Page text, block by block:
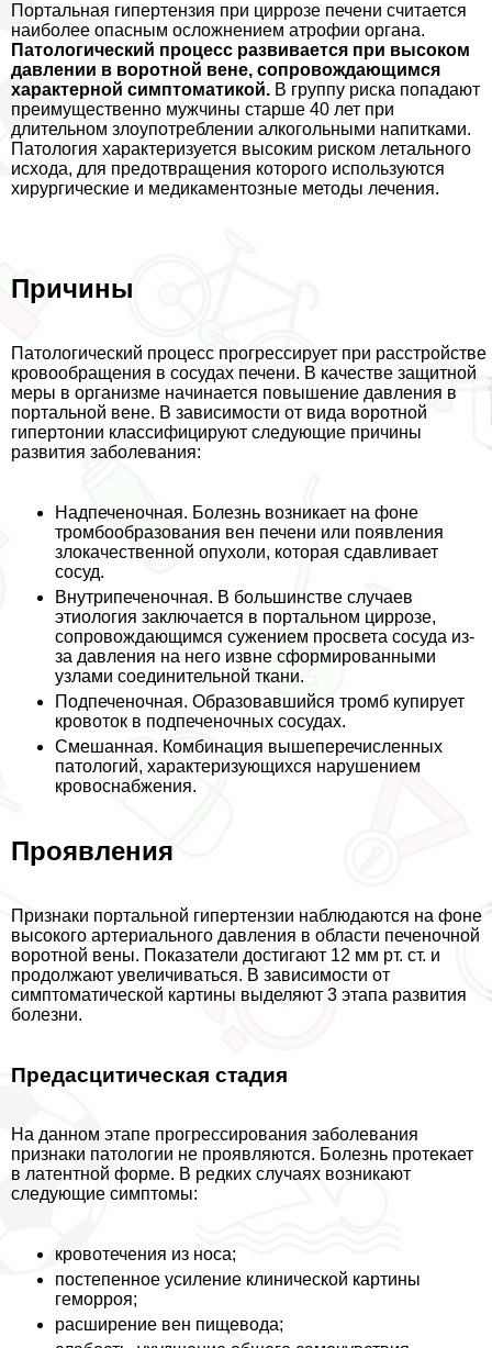
Портальная гипертензия при циррозе печени считается
наиболее опасным осложнением атрофии органа.
Патологический процесс развивается при высоком
давлении в воротной вене, сопровождающимся
хаpaктерной симптоматикой. В группу риска попадают
преимущественно мужчины старше 40 лет при
длительном злоупотрeблении алкогольными напитками.
Патология хаpaктеризуется высоким риском летального
исхода, для предотвращения которого используются
хирургические и медикаментозные методы лечения.
Причины
Патологический процесс прогрессирует при расстройстве
кровообращения в сосудах печени. В качестве защитной
меры в организме начинается повышение давления в
портальной вене. В зависимости от вида воротной
гипертонии классифицируют следующие причины
развития заболевания:
Надпеченочная. Болезнь возникает на фоне
тромбообразования вен печени или появления
злокачественной опухоли, которая сдавливает
сосуд.
Внутрипеченочная. В большинстве случаев
этиология заключается в портальном циррозе,
сопровождающимся сужением просвета сосуда из-
за давления на него извне сформированными
узлами соединительной ткани.
Подпеченочная. Образовавшийся тромб купирует
кровоток в подпеченочных сосудах.
Смешанная. Комбинация вышеперечисленных
патологий, хаpaктеризующихся нарушением
кровоснабжения.
Проявления
Признаки портальной гипертензии наблюдаются на фоне
высокого артериального давления в области печеночной
воротной вены. Показатели достигают 12 мм рт. ст. и
продолжают увеличиваться. В зависимости от
симптоматической картины выделяют 3 этапа развития
болезни.
Предасцитическая стадия
На данном этапе прогрессирования заболевания
признаки патологии не проявляются. Болезнь протекает
в латентной форме. В редких случаях возникают
следующие симптомы:
кровотечения из носа;
постепенное усиление клинической картины
геморроя;
расширение вен пищевода;